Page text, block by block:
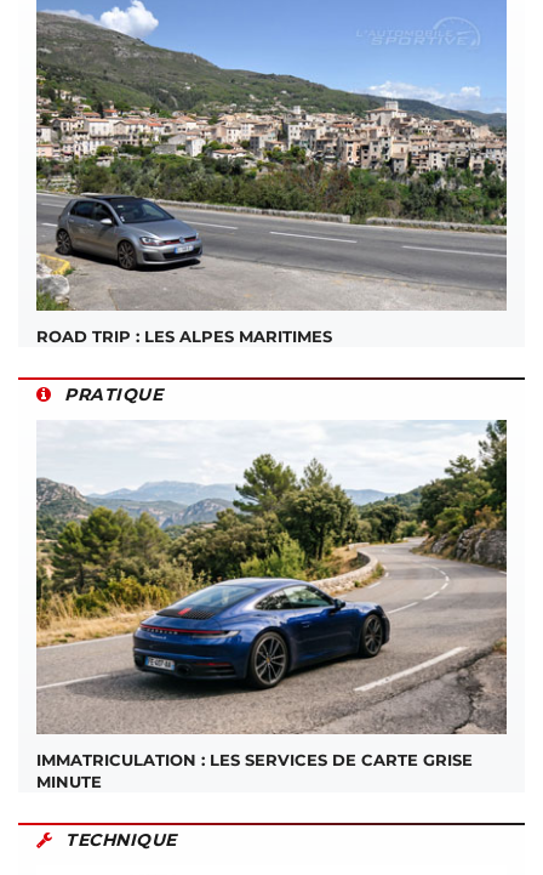
ROAD TRIP : LES ALPES MARITIMES
PRATIQUE
IMMATRICULATION : LES SERVICES DE CARTE GRISE
MINUTE
TECHNIQUE